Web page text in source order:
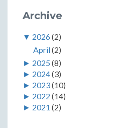
Archive
▼ 2026(2)
April(2)
► 2025 (8)
► 2024(3)
► 2023(10)
► 2022 (14)
► 2021 (2)